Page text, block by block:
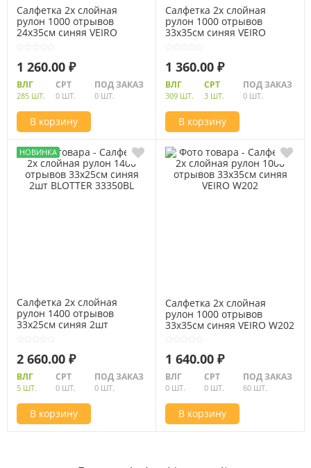
Салфетка 2х слойная
рулон 1000 отрывов
24х35см синяя VEIRO
1 260.00 ₽
ВЛГ
285 ШТ.
СРТ
0 ШТ.
ПОД ЗАКАЗ
0 ШТ.
В корзину
Салфетка 2х слойная
рулон 1000 отрывов
33х35см синяя VEIRO
1 360.00 ₽
ВЛГ
309 ШТ.
СРТ
3 ШТ.
ПОД ЗАКАЗ
0 ШТ.
В корзину
Салфетка 2х слойная
рулон 1400 отрывов
33х25см синяя 2шт
2 660.00 ₽
ВЛГ
5 ШТ.
СРТ
0 ШТ.
ПОД ЗАКАЗ
0 ШТ.
В корзину
Салфетка 2х слойная
рулон 1000 отрывов
33х35см синяя VEIRO W202
1 640.00 ₽
ВЛГ
0 ШТ.
СРТ
0 ШТ.
ПОД ЗАКАЗ
60 ШТ.
В корзину